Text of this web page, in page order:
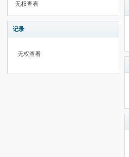
无权查看
记录
无权查看